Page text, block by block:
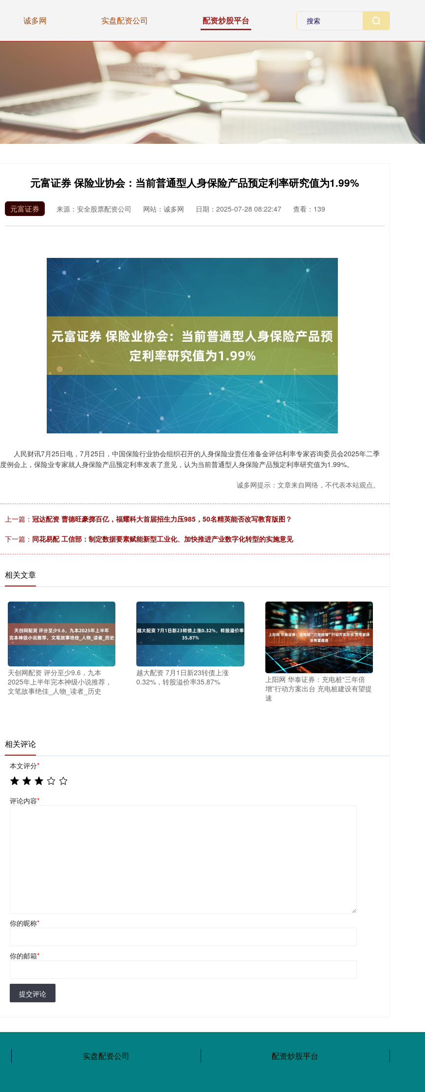
诚多网 实盘配资公司 配资炒股平台
元富证券 保险业协会：当前普通型人身保险产品预定利率研究值为1.99%
元富证券 来源：安全股票配资公司 网站：诚多网 日期：2025-07-28 08:22:47 查看：139
人民财讯7月25日电，7月25日，中国保险行业协会组织召开的人身保险业责任准备金评估利率专家咨询委员会2025年二季
度例会上，保险业专家就人身保险产品预定利率发表了意见，认为当前普通型人身保险产品预定利率研究值为1.99%。
诚多网提示：文章来自网络，不代表本站观点。
上一篇： 冠达配资 曹德旺豪掷百亿，福耀科大首届招生力压985，50名精英能否改写教育版图？
下一篇： 同花易配 工信部：制定数据要素赋能新型工业化、加快推进产业数字化转型的实施意见
相关文章
天创网配资 评分至少9.6，九本
2025年上半年完本神级小说推荐，
文笔故事绝佳_人物_读者_历史
越大配资 7月1日新23转债上涨
0.32%，转股溢价率35.87%
上阳网 华泰证券：充电桩“三年倍
增”行动方案出台 充电桩建设有望提
速
相关评论
本文评分*
评论内容*
你的昵称*
你的邮箱*
提交评论
实盘配资公司 配资炒股平台